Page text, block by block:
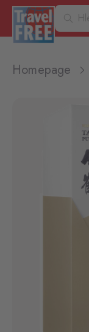
Homepage